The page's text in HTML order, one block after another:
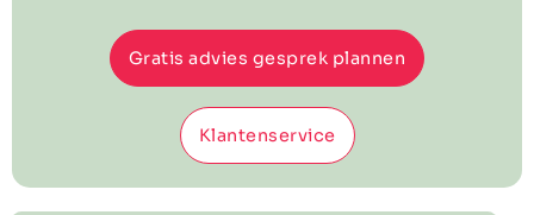
Gratis advies gesprek plannen
Klantenservice